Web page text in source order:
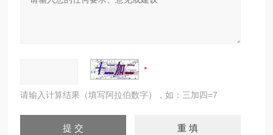
请输入计算结果（填写阿拉伯数字），如：三加四=7